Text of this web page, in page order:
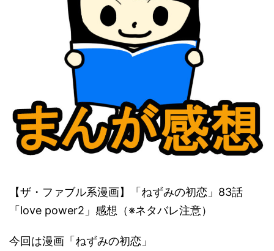
【ザ・ファブル系漫画】「ねずみの初恋」83話
「love power2」感想（※ネタバレ注意）
今回は漫画「ねずみの初恋」